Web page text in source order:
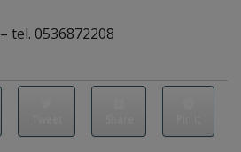
tel. 0536872208